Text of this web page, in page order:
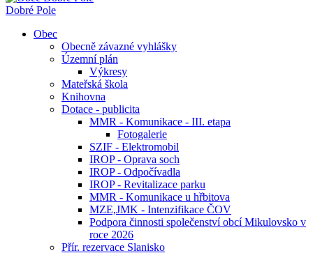
Dobré Pole
Obec
Obecně závazné vyhlášky
Územní plán
Výkresy
Mateřská škola
Knihovna
Dotace - publicita
MMR - Komunikace - III. etapa
Fotogalerie
SZIF - Elektromobil
IROP - Oprava soch
IROP - Odpočívadla
IROP - Revitalizace parku
MMR - Komunikace u hřbitova
MZE,JMK - Intenzifikace ČOV
Podpora činnosti společenství obcí Mikulovsko v
roce 2026
Přír. rezervace Slanisko